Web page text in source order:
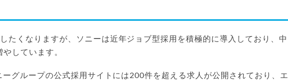
たくなりますが、ソニーは近年ジョブ型採用を積極的に導入しており、中
しています。
グループの公式採用サイトには200件を超える求人が公開されており、エ